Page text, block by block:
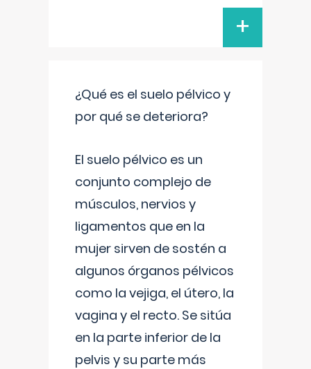
+
¿Qué es el suelo pélvico y
por qué se deteriora?
El suelo pélvico es un
conjunto complejo de
músculos, nervios y
ligamentos que en la
mujer sirven de sostén a
algunos órganos pélvicos
como la vejiga, el útero, la
vagina y el recto. Se sitúa
en la parte inferior de la
pelvis y su parte más